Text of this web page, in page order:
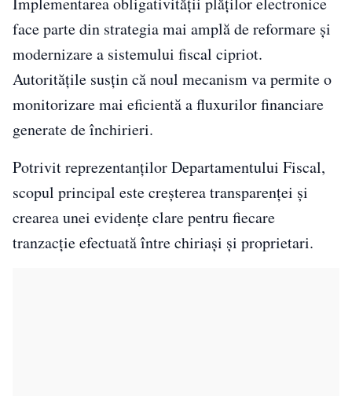
face parte din strategia mai amplă de reformare și
modernizare a sistemului fiscal cipriot.
Autoritățile susțin că noul mecanism va permite o
monitorizare mai eficientă a fluxurilor financiare
generate de închirieri.
Potrivit reprezentanților Departamentului Fiscal,
scopul principal este creșterea transparenței și
crearea unei evidențe clare pentru fiecare
tranzacție efectuată între chiriași și proprietari.